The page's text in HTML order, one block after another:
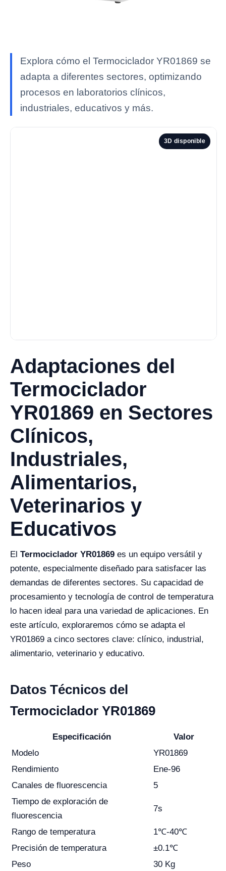
Explora cómo el Termociclador YR01869 se
adapta a diferentes sectores, optimizando
procesos en laboratorios clínicos,
industriales, educativos y más.
3D disponible
Adaptaciones del
Termociclador
YR01869 en Sectores
Clínicos,
Industriales,
Alimentarios,
Veterinarios y
Educativos
El Termociclador YR01869 es un equipo versátil y
potente, especialmente diseñado para satisfacer las
demandas de diferentes sectores. Su capacidad de
procesamiento y tecnología de control de temperatura
lo hacen ideal para una variedad de aplicaciones. En
este artículo, exploraremos cómo se adapta el
YR01869 a cinco sectores clave: clínico, industrial,
alimentario, veterinario y educativo.
Datos Técnicos del
Termociclador YR01869
Especificación
Valor
Modelo
YR01869
Rendimiento
Ene-96
Canales de fluorescencia
5
Tiempo de exploración de
fluorescencia
7s
Rango de temperatura
1℃-40℃
Precisión de temperatura
±0.1℃
Peso
30 Kg